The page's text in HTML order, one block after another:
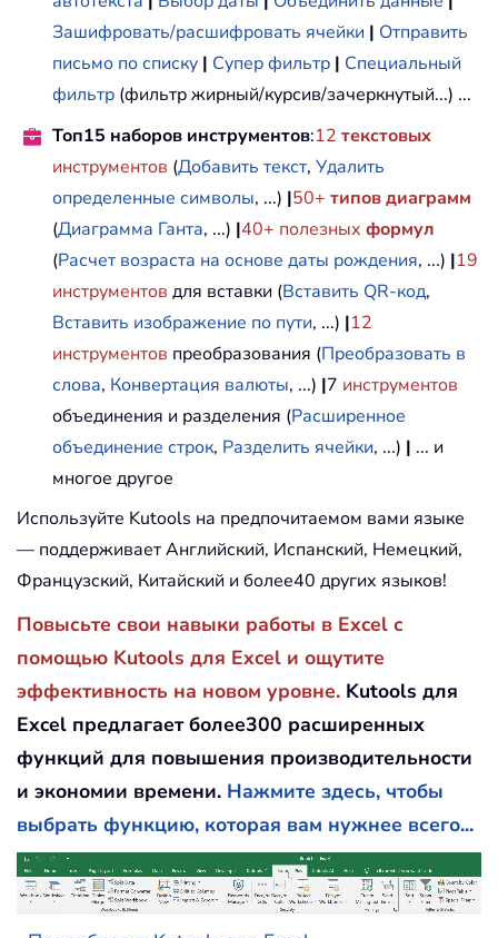
Зашифровать/расшифровать ячейки | Отправить
письмо по списку | Супер фильтр | Специальный
фильтр (фильтр жирный/курсив/зачеркнутый...) ...
Топ15 наборов инструментов:12 текстовых
инструментов (Добавить текст, Удалить
определенные символы, ...) |50+ типов диаграмм
(Диаграмма Ганта, ...) |40+ полезных формул
(Расчет возраста на основе даты рождения, ...) |19
инструментов для вставки (Вставить QR-код,
Вставить изображение по пути, ...) |12
инструментов преобразования (Преобразовать в
слова, Конвертация валюты, ...) |7 инструментов
объединения и разделения (Расширенное
объединение строк, Разделить ячейки, ...) | ... и
многое другое
Используйте Kutools на предпочитаемом вами языке
— поддерживает Английский, Испанский, Немецкий,
Французский, Китайский и более40 других языков!
Повысьте свои навыки работы в Excel с
помощью Kutools для Excel и ощутите
эффективность на новом уровне. Kutools для
Excel предлагает более300 расширенных
функций для повышения производительности
и экономии времени. Нажмите здесь, чтобы
выбрать функцию, которая вам нужнее всего...